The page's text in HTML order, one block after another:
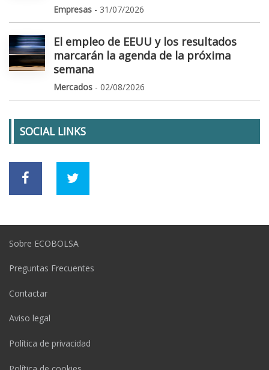
Empresas - 31/07/2026
El empleo de EEUU y los resultados
marcarán la agenda de la próxima
semana
Mercados - 02/08/2026
SOCIAL LINKS
Sobre ECOBOLSA
Preguntas Frecuentes
Contactar
Aviso legal
Política de privacidad